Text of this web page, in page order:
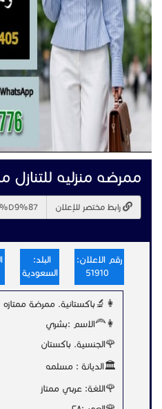
ممرضه منزليه للتنازل
رابط مختصر للإعلان
رقم الاعلان:
البلد:
السعودية
👩‍🔬باكستانية. ممرضة ممتازه
👩‍🦰الاسم :بشري
🌹الجنسية. باکستان
🏛الديانة : مسلمه
🌹اللغة: عربي ممتاز